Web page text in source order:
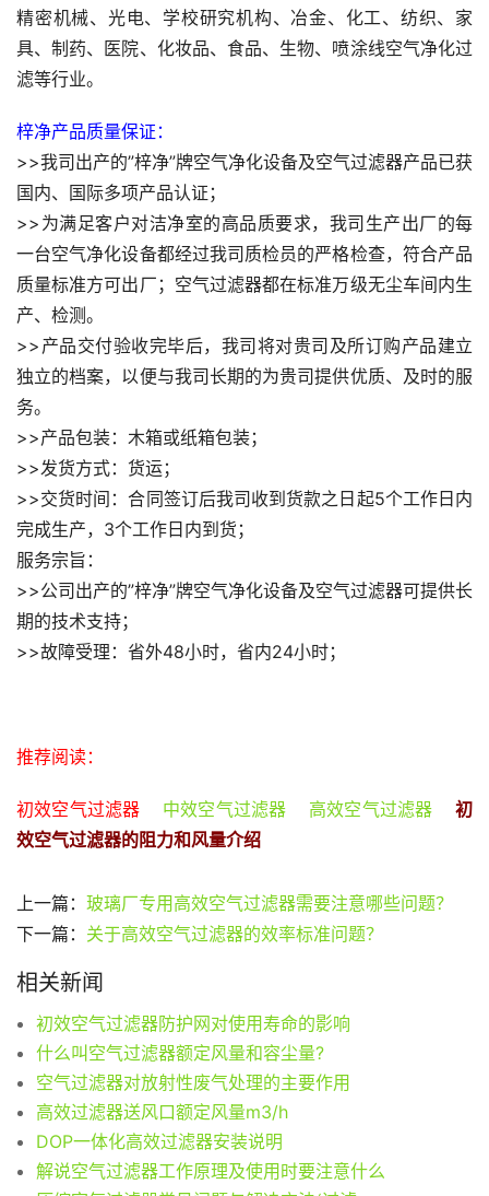
精密机械、光电、学校研究机构、冶金、化工、纺织、家
具、制药、医院、化妆品、食品、生物、喷涂线空气净化过
滤等行业。
梓净产品质量保证：
>>我司出产的”梓净”牌空气净化设备及空气过滤器产品已获
国内、国际多项产品认证；
>>为满足客户对洁净室的高品质要求，我司生产出厂的每
一台空气净化设备都经过我司质检员的严格检查，符合产品
质量标准方可出厂；空气过滤器都在标准万级无尘车间内生
产、检测。
>>产品交付验收完毕后，我司将对贵司及所订购产品建立
独立的档案，以便与我司长期的为贵司提供优质、及时的服
务。
>>产品包装：木箱或纸箱包装；
>>发货方式：货运；
>>交货时间：合同签订后我司收到货款之日起5个工作日内
完成生产，3个工作日内到货；
服务宗旨：
>>公司出产的”梓净”牌空气净化设备及空气过滤器可提供长
期的技术支持；
>>故障受理：省外48小时，省内24小时；
推荐阅读：
初效空气过滤器 中效空气过滤器 高效空气过滤器
初
效空气过滤器的阻力和风量介绍
上一篇： 玻璃厂专用高效空气过滤器需要注意哪些问题？
下一篇： 关于高效空气过滤器的效率标准问题？
相关新闻
初效空气过滤器防护网对使用寿命的影响
什么叫空气过滤器额定风量和容尘量?
空气过滤器对放射性废气处理的主要作用
高效过滤器送风口额定风量m3/h
DOP一体化高效过滤器安装说明
解说空气过滤器工作原理及使用时要注意什么